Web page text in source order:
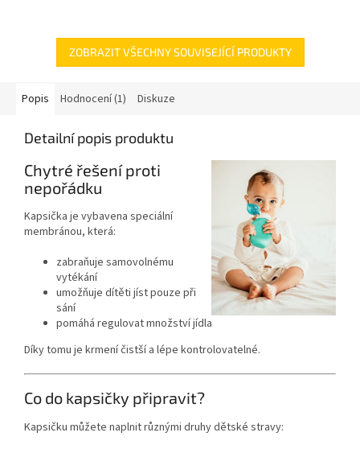
náustek...
náustek...
ZOBRAZIT VŠECHNY SOUVISEJÍCÍ PRODUKTY
Popis Hodnocení (1) Diskuze
Detailní popis produktu
Chytré řešení proti
nepořádku
Kapsička je vybavena speciální
membránou, která:
zabraňuje samovolnému
vytékání
umožňuje dítěti jíst pouze při
sání
pomáhá regulovat množství jídla
Díky tomu je krmení čistší a lépe kontrolovatelné.
Co do kapsičky připravit?
Kapsičku můžete naplnit různými druhy dětské stravy: